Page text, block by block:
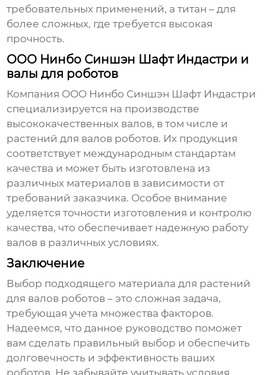
требовательных применений, а титан – для
более сложных, где требуется высокая
прочность.
ООО Нинбо Синшэн Шафт Индастри и
валы для роботов
Компания ООО Нинбо Синшэн Шафт Индастри
специализируется на производстве
высококачественных валов, в том числе и
растений для валов роботов. Их продукция
соответствует международным стандартам
качества и может быть изготовлена из
различных материалов в зависимости от
требований заказчика. Особое внимание
уделяется точности изготовления и контролю
качества, что обеспечивает надежную работу
валов в различных условиях.
Заключение
Выбор подходящего материала для растений
для валов роботов – это сложная задача,
требующая учета множества факторов.
Надеемся, что данное руководство поможет
вам сделать правильный выбор и обеспечить
долговечность и эффективность ваших